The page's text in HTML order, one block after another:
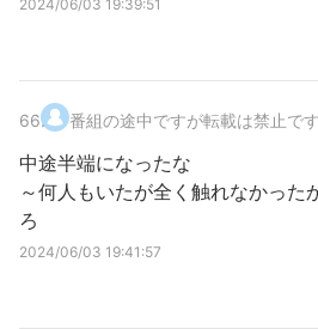
2024/06/03 19:39:51
66. 番組の途中ですが転載は禁止です
中途半端になったな
～何人もいたが全く触れなかった
ろ
2024/06/03 19:41:57